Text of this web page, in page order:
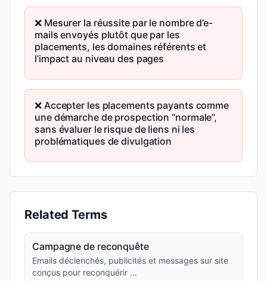
❌ Mesurer la réussite par le nombre d’e-
mails envoyés plutôt que par les
placements, les domaines référents et
l’impact au niveau des pages
❌ Accepter les placements payants comme
une démarche de prospection “normale”,
sans évaluer le risque de liens ni les
problématiques de divulgation
Related Terms
Campagne de reconquête
Emails déclenchés, publicités et messages sur site
conçus pour reconquérir …